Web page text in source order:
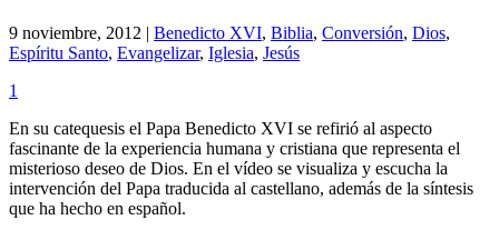
9 noviembre, 2012 | Benedicto XVI, Biblia, Conversión, Dios,
Espíritu Santo, Evangelizar, Iglesia, Jesús
1
En su catequesis el Papa Benedicto XVI se refirió al aspecto
fascinante de la experiencia humana y cristiana que representa el
misterioso deseo de Dios. En el vídeo se visualiza y escucha la
intervención del Papa traducida al castellano, además de la síntesis
que ha hecho en español.